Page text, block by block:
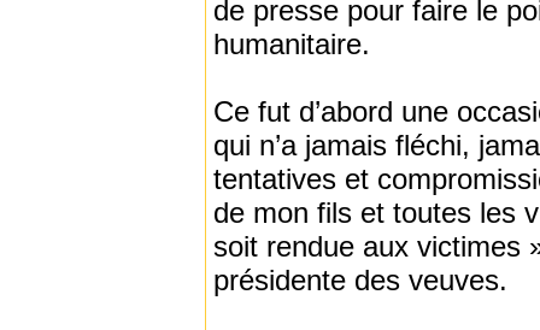
de presse pour faire le
humanitaire.
Ce fut d’abord une
qui n’a jamais fléchi,
tentatives et
de mon fils et toutes les
soit rendue aux victimes
présidente des veuves.